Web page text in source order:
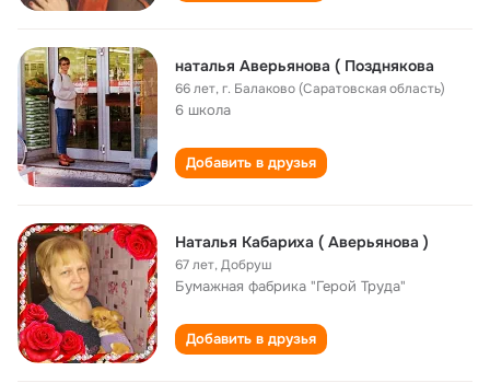
наталья Аверьянова ( Позднякова
66 лет,г. Балаково (Саратовская область)
6 школа
Добавить в друзья
Наталья Кабариха ( Аверьянова )
67 лет,Добруш
Бумажная фабрика "Герой Труда"
Добавить в друзья